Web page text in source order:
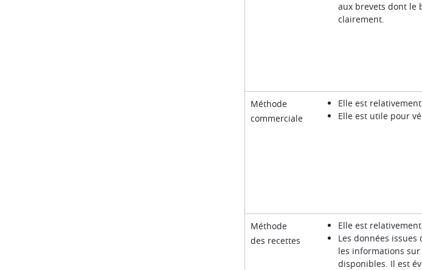
aux brevets dont le
clairement.
Méthode
commerciale
Elle est
Elle est utile pour
Méthode
des recettes
Elle est
Les données
les informations
disponibles. Il est